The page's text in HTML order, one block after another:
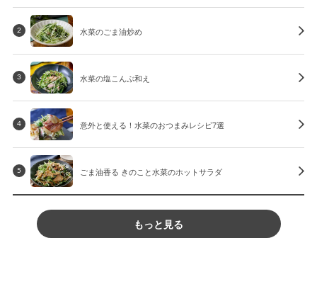
2 水菜のごま油炒め
3 水菜の塩こんぶ和え
4 意外と使える！水菜のおつまみレシピ7選
5 ごま油香る きのこと水菜のホットサラダ
もっと見る